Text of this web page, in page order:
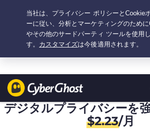
選択プラン：3.3333333333333年間 $ 2.23
デジタルプライバシーを
$2.23/月